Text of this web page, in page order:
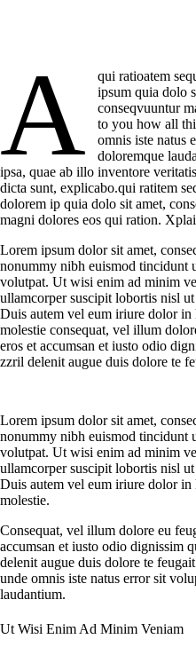
A
qui ratioatem
ipsum quia dolo
conseqvuuntur
to you how all
omnis iste natus
doloremque
ipsa, quae ab illo inventore
dicta sunt, explicabo.qui ratitem
dolorem ip quia dolo sit amet,
magni dolores eos qui ration.
Lorem ipsum dolor sit amet,
nonummy nibh euismod tincidunt
volutpat. Ut wisi enim ad minim
ullamcorper suscipit lobortis nisl
Duis autem vel eum iriure dolor in
molestie consequat, vel illum
eros et accumsan et iusto odio
zzril delenit augue duis dolore te
Lorem ipsum dolor sit amet,
nonummy nibh euismod tincidunt
volutpat. Ut wisi enim ad minim
ullamcorper suscipit lobortis nisl
Duis autem vel eum iriure dolor in
molestie.
Сonsequat, vel illum dolore eu
accumsan et iusto odio dignissim
delenit augue duis dolore te
unde omnis iste natus error sit
laudantium.
Ut Wisi Enim Ad Minim Veniam